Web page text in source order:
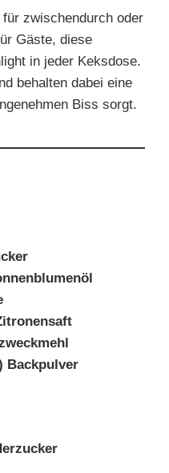
zwischendurch oder
Gäste, diese
in jeder Keksdose.
behalten dabei eine
Biss sorgt.
Backpulver